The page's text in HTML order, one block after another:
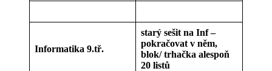
Informatika 9.tř.
starý sešit na Inf –
pokračovat v něm,
blok/ trhačka alespoň
20 listů